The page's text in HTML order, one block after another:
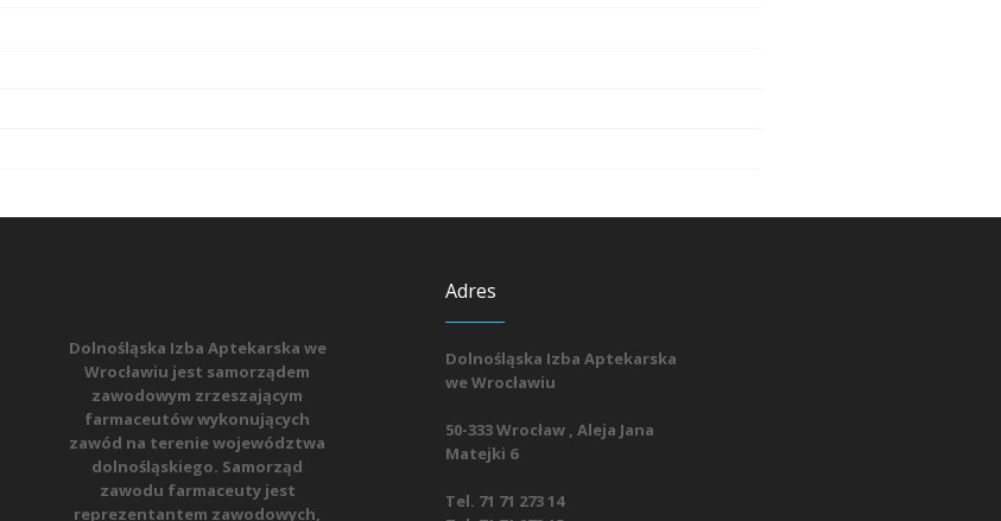
Dolnośląska Izba Aptekarska we
Wrocławiu jest samorządem
zawodowym zrzeszającym
farmaceutów wykonujących
zawód na terenie województwa
dolnośląskiego. Samorząd
zawodu farmaceuty jest
reprezentantem zawodowych,
Adres
Dolnośląska Izba Aptekarska
we Wrocławiu
50-333 Wrocław , Aleja Jana
Matejki 6
Tel. 71 71 273 14